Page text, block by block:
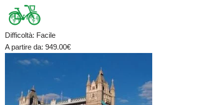
Difficoltà: Facile
A partire da: 949.00€